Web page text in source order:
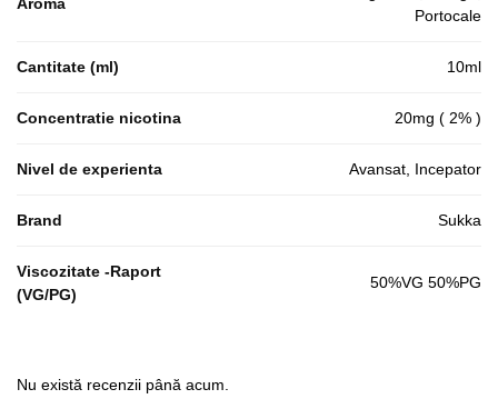
Portocale
Cantitate (ml) 10ml
Concentratie nicotina 20mg ( 2% )
Nivel de experienta Avansat, Incepator
Brand Sukka
Viscozitate -Raport
(VG/PG)
50%VG 50%PG
Nu există recenzii până acum.